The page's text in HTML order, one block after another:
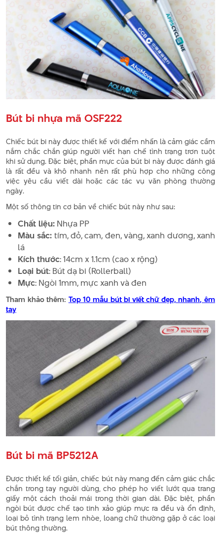
Bút bi nhựa mã OSF222
Chiếc bút bi này được thiết kế với điểm nhấn là cảm giác cầm
nắm chắc chắn giúp người viết hạn chế tình trạng trơn tuột
khi sử dụng. Đặc biệt, phần mực của bút bi này được đánh giá
là rất đều và khô nhanh nên rất phù hợp cho những công
việc yêu cầu viết dài hoặc các tác vụ văn phòng thường
ngày.
Một số thông tin cơ bản về chiếc bút này như sau:
Chất liệu: Nhựa PP
Màu sắc: tím, đỏ, cam, đen, vàng, xanh dương, xanh
lá
Kích thước: 14cm x 1.1cm (cao x rộng)
Loại bút: Bút dạ bi (Rollerball)
Mực: Ngòi 1mm, mực xanh và đen
Tham khảo thêm: Top 10 mẫu bút bi viết chữ đẹp, nhanh, êm
tay
Bút bi mã BP5212A
Được thiết kế tối giản, chiếc bút này mang đến cảm giác chắc
chắn trong tay người dùng, cho phép họ viết lướt qua trang
giấy một cách thoải mái trong thời gian dài. Đặc biệt, phần
ngòi bút được chế tạo tinh xảo giúp mực ra đều và ổn định,
loại bỏ tình trạng lem nhòe, loang chữ thường gặp ở các loại
bút thông thường.